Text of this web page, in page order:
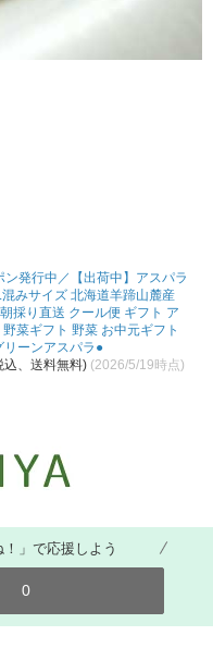
ン発行中／【出荷中】アスパラ
みサイズ 北海道羊蹄山麓産
採り直送 クール便 ギフト ア
菜ギフト 野菜 お中元ギフト
リーンアスパラ●
、送料無料) (2026/5/19時点)
」で応援しよう
0